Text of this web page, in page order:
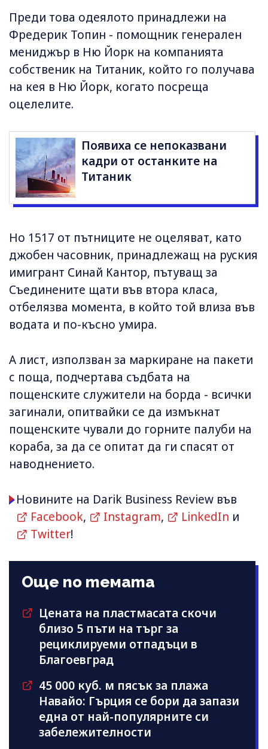
Преди това одеялото принадлежи на
Фредерик Топин - помощник генерален
мениджър в Ню Йорк на компанията
собственик на Титаник, който го получава
на кея в Ню Йорк, когато посреща
оцелелите.
Появиха се непоказвани
кадри от останките на
Титаник
Но 1517 от пътниците не оцеляват, като
джобен часовник, принадлежащ на руския
имигрант Синай Кантор, пътуващ за
Съединените щати във втора класа,
отбелязва момента, в който той влиза във
водата и по-късно умира.
А лист, използван за маркиране на пакети
с поща, подчертава съдбата на
пощенските служители на борда - всички
загинали, опитвайки се да измъкнат
пощенските чували до горните палуби на
кораба, за да се опитат да ги спасят от
наводнението.
Новините на Darik Business Review във
Facebook, Instagram, LinkedIn и
Twitter!
Още по темата
Цената на пластмасата скочи
близо 5 пъти на търг за
рециклируеми отпадъци в
Благоевград
45 000 куб. м пясък за плажа
Навайо: Гърция се бори да запази
една от най-популярните си
забележителности